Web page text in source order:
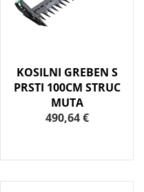
KOSILNI GREBEN S
PRSTI 100CM STRUC
MUTA
490,64 €